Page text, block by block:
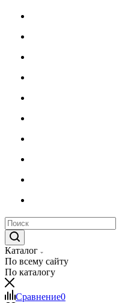
Каталог
По всему сайту
По каталогу
Сравнение0